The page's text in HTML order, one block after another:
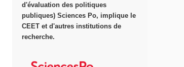
d'évaluation des politiques
publiques) Sciences Po, implique le
CEET et d'autres institutions de
recherche.